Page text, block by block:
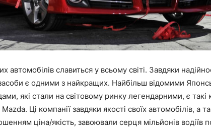
автомобілів славиться у всьому світі. Завдяки
є одними з найкращих. Найбільш відомими
які стали на світовому ринку легендарними, є такі
Ці компанії завдяки якості своїх автомобілів, а
ціна/якість, завоювали серця мільйонів водіїв